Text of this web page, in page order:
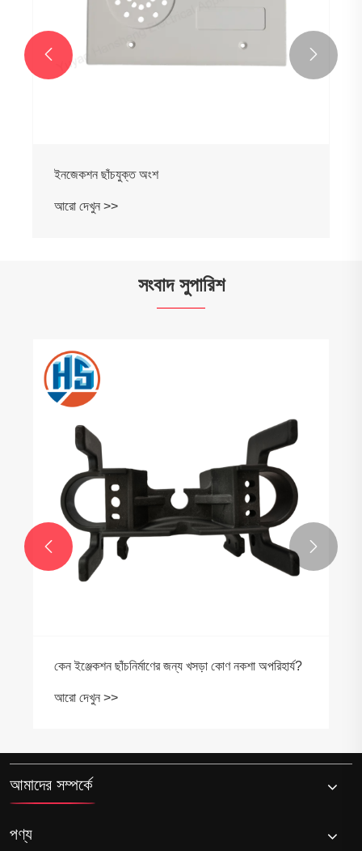
ইনজেকশন ছাঁচযুক্ত অংশ
আরো দেখুন >>
 
সংবাদ সুপারিশ
কেন ইঞ্জেকশন ছাঁচনির্মাণের জন্য খসড়া কোণ নকশা অপরিহার্য?
আরো দেখুন >>
 
আমাদের সম্পর্কে
পণ্য